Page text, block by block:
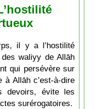
il y a l’hostilité
waliyy de Allāh
qui persévère sur
à Allāh c’est-à-dire
devoirs, évite les
surérogatoires.